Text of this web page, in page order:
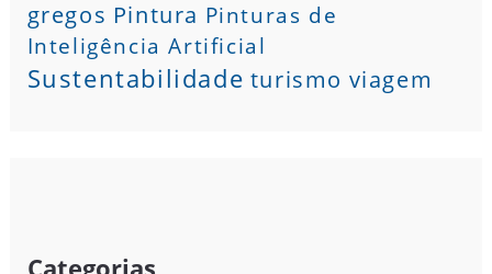
gregos Pintura Pinturas de
Inteligência Artificial
Sustentabilidade turismo viagem
Categorias